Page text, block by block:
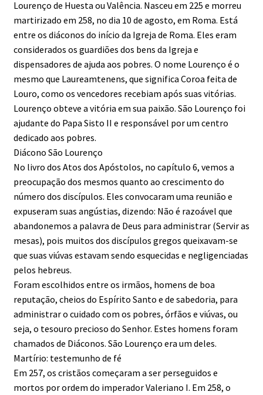
Lourenço de Huesta ou Valência. Nasceu em 225 e morreu
martirizado em 258, no dia 10 de agosto, em Roma. Está
entre os diáconos do início da Igreja de Roma. Eles eram
considerados os guardiões dos bens da Igreja e
dispensadores de ajuda aos pobres. O nome Lourenço é o
mesmo que Laureamtenens, que significa Coroa feita de
Louro, como os vencedores recebiam após suas vitórias.
Lourenço obteve a vitória em sua paixão. São Lourenço foi
ajudante do Papa Sisto II e responsável por um centro
dedicado aos pobres.
Diácono São Lourenço
No livro dos Atos dos Apóstolos, no capítulo 6, vemos a
preocupação dos mesmos quanto ao crescimento do
número dos discípulos. Eles convocaram uma reunião e
expuseram suas angústias, dizendo: Não é razoável que
abandonemos a palavra de Deus para administrar (Servir as
mesas), pois muitos dos discípulos gregos queixavam-se
que suas viúvas estavam sendo esquecidas e negligenciadas
pelos hebreus.
Foram escolhidos entre os irmãos, homens de boa
reputação, cheios do Espírito Santo e de sabedoria, para
administrar o cuidado com os pobres, órfãos e viúvas, ou
seja, o tesouro precioso do Senhor. Estes homens foram
chamados de Diáconos. São Lourenço era um deles.
Martírio: testemunho de fé
Em 257, os cristãos começaram a ser perseguidos e
mortos por ordem do imperador Valeriano I. Em 258, o